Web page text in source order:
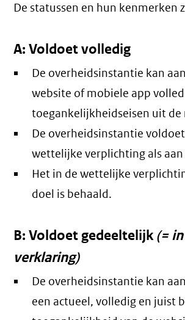
De statussen en hun kenmerken
A: Voldoet volledig
De overheidsinstantie kan
website of mobiele app
toegankelijkheidseisen uit
De overheidsinstantie
wettelijke verplichting als
Het in de wettelijke
doel is behaald.
B: Voldoet gedeeltelijk(=
verklaring)
De overheidsinstantie kan
een actueel, volledig en juist